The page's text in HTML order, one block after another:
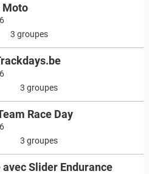
Moto
3 groupes
3 groupes
Race Day
3 groupes
Slider Endurance